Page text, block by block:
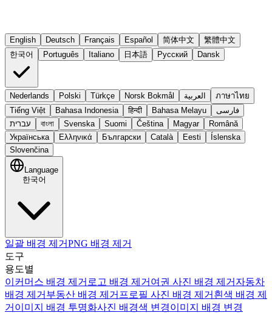
English Deutsch Français Español 简体中文
繁體中文
한국어
Português Italiano 日本語 Русский Dansk
Nederlands Polski Türkçe Norsk Bokmål العربية
ภาษาไทย
Tiếng Việt
Bahasa Indonesia हिन्दी Bahasa Melayu
فارسی
עברית
বাংলা Svenska Suomi Čeština Magyar
Română
Українська
Ελληνικά Български Català Eesti
Íslenska
Slovenčina
Language
한국어
일괄 배경 제거PNG 배경 제거
도구
용도별
이커머스 배경 제거 로고 배경 제거 여권 사진 배경 제거 자동차
배경 제거 부동산 배경 제거 프로필 사진 배경 제거 흰색 배경 제
거 이미지 배경 투명화사진 배경색 변경이미지 배경 변경